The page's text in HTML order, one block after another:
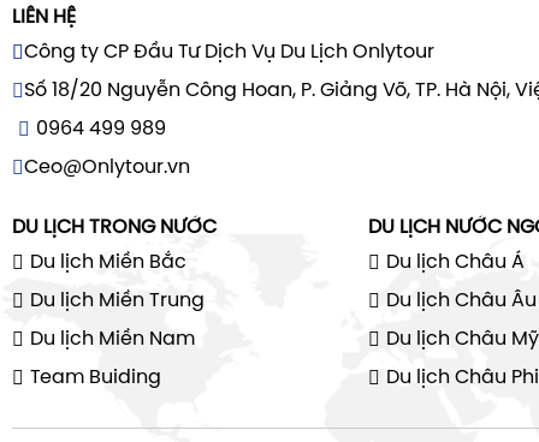
LIÊN HỆ
Công ty CP Đầu Tư Dịch Vụ Du Lịch Onlytour
Số 18/20 Nguyễn Công Hoan, P. Giảng Võ, TP. Hà Nội,
0964 499 989
Ceo@Onlytour.vn
DU LỊCH TRONG NƯỚC
Du lịch Miền Bắc
Du lịch Miền Trung
Du lịch Miền Nam
Team Buiding
DU LỊCH NƯỚC
Du lịch Châu Á
Du lịch Châu Âu
Du lịch Châu Mỹ
Du lịch Châu Phi